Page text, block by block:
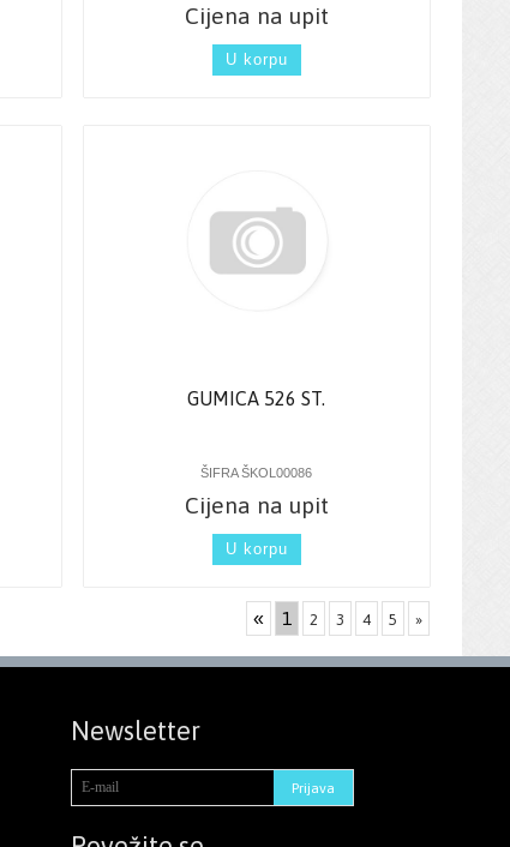
Cijena na upit
U korpu
GUMICA 526 ST.
ŠIFRA ŠKOL00086
Cijena na upit
U korpu
« 1 2 3 4 5 »
Newsletter